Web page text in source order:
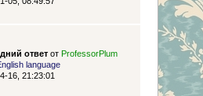
ответот ProfessorPlum
language
16, 21:23:01